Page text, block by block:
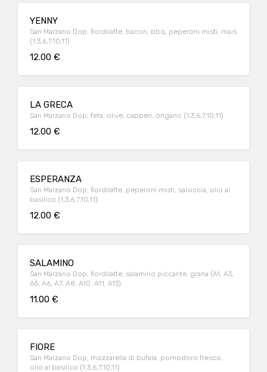
YENNY
San Marzano Dop, fiordilatte, bacon, bbq, peperoni misti, mais
(1,3,6,7,10,11)
12.00 €
LA GRECA
San Marzano Dop, feta, olive, capperi, origano (1,3,6,7,10,11)
12.00 €
ESPERANZA
San Marzano Dop, fiordilatte, peperoni misti, salsiccia, olio al
basilico (1,3,6,7,10,11)
12.00 €
SALAMINO
San Marzano Dop, fiordilatte, salamino piccante, grana (A1, A3,
A5, A6, A7, A8, A10, A11, A13)
11.00 €
FIORE
San Marzano Dop, mozzarella di bufala, pomodoro fresco,
olio al basilico (1,3,6,7,10,11)